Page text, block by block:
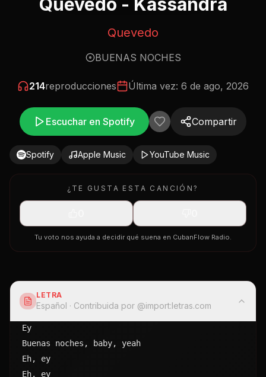
Quevedo
BUENAS NOCHES
214reproducciones Última vez: 6 de ago, 2026
Escuchar en Spotify Compartir
Spotify Apple Music YouTube Music
¿TE GUSTA ESTA CANCIÓN?
Tu voto nos ayuda a decidir qué suena en CubanFlow Radio.
LETRA
Español · Contribuida por @import:letras.com
Ey
Buenas noches, baby, yeah
Eh, ey
Eh, ey